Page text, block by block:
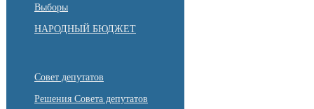
Выборы
НАРОДНЫЙ БЮДЖЕТ
Совет депутатов
Решения Совета депутатов